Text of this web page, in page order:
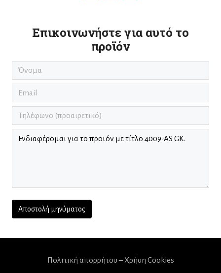
Επικοινωνήστε για αυτό το
προϊόν
Πολιτική απορρήτου – Χρήση Cookies